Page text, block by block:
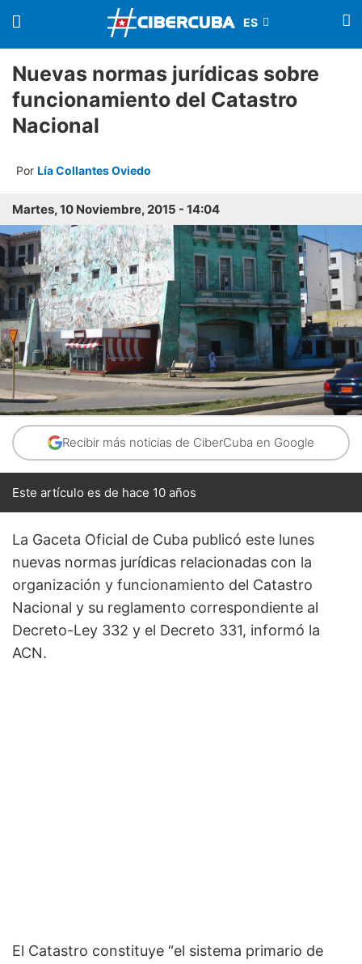
Nuevas normas jurídicas sobre
funcionamiento del Catastro
Nacional
Por Lía Collantes Oviedo
Martes, 10 Noviembre, 2015 - 14:04
Recibir más noticias de CiberCuba en Google
Este artículo es de hace 10 años
La Gaceta Oficial de Cuba publicó este lunes
nuevas normas jurídicas relacionadas con la
organización y funcionamiento del Catastro
Nacional y su reglamento correspondiente al
Decreto-Ley 332 y el Decreto 331, informó la
ACN.
El Catastro constituye “el sistema primario de